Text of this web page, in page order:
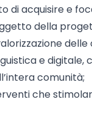
di acquisire e
della
e digitale,
comunità;
che